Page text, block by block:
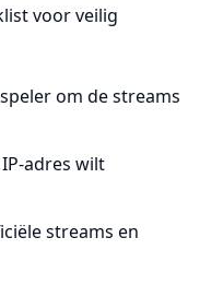
voor veilig
om de streams
adres wilt
streams en